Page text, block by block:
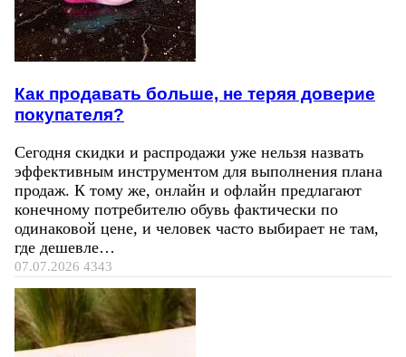
Как продавать больше, не теряя доверие
покупателя?
Сегодня скидки и распродажи уже нельзя назвать
эффективным инструментом для выполнения плана
продаж. К тому же, онлайн и офлайн предлагают
конечному потребителю обувь фактически по
одинаковой цене, и человек часто выбирает не там,
где дешевле…
07.07.2026 4343